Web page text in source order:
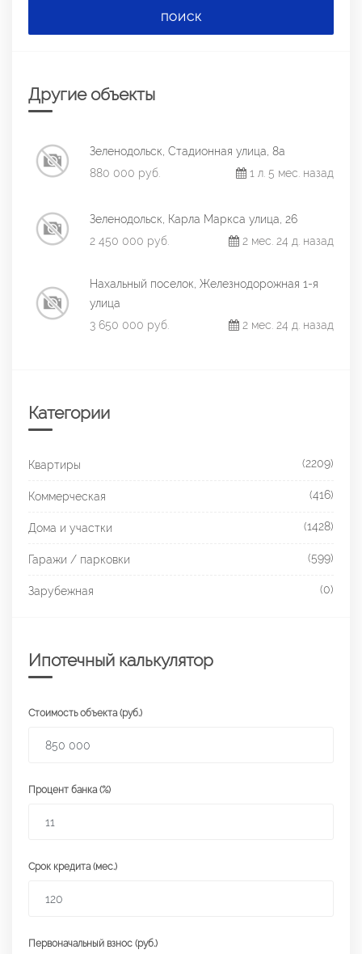
ПОИСК
Другие объекты
Зеленодольск, Стадионная улица, 8а
880 000 руб.
1 л. 5 мес. назад
Зеленодольск, Карла Маркса улица, 26
2 450 000 руб.
2 мес. 24 д. назад
Нахальный поселок, Железнодорожная 1-я
улица
3 650 000 руб.
2 мес. 24 д. назад
Категории
Квартиры (2209)
Коммерческая (416)
Дома и участки (1428)
Гаражи / парковки (599)
Зарубежная (0)
Ипотечный калькулятор
Стоимость объекта (руб.)
Процент банка (%)
Срок кредита (мес.)
Первоначальный взнос (руб.)